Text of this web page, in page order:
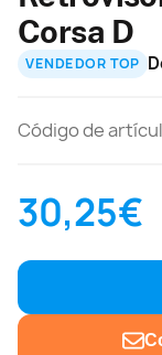
Corsa D
VENDEDOR TOP
Código de
30,25€